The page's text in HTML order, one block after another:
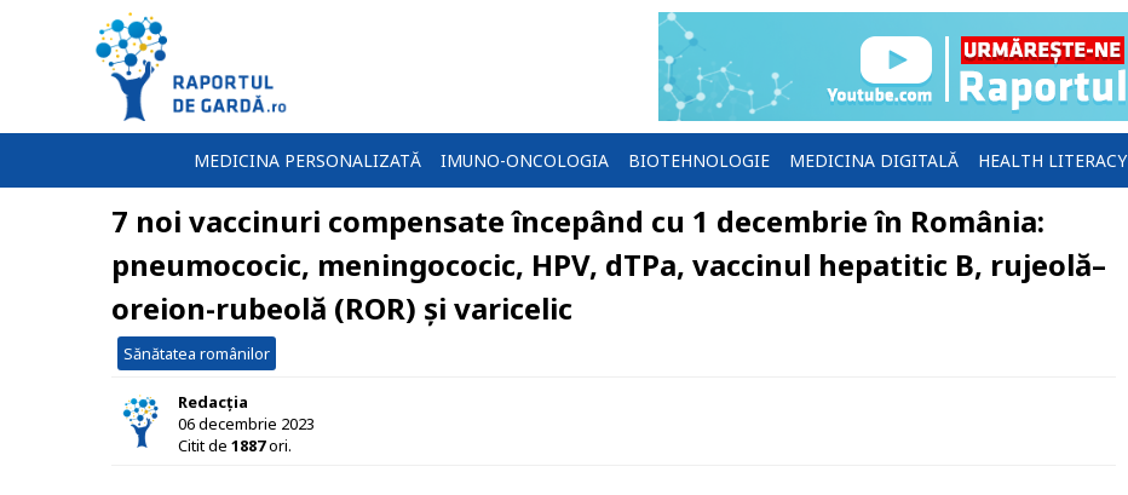
MEDICINA PERSONALIZATĂ IMUNO-ONCOLOGIA BIOTEHNOLOGIE MEDICINA DIGITALĂ HEALTH LITERACY
7 noi vaccinuri compensate începând cu 1 decembrie în România:
pneumococic, meningococic, HPV, dTPa, vaccinul hepatitic B, rujeolă–
oreion-rubeolă (ROR) și varicelic
Sănătatea românilor
Redacția
06 decembrie 2023
Citit de 1887ori.